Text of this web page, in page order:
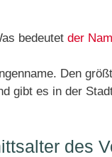
bedeutet der
Den
gibt es in der
des